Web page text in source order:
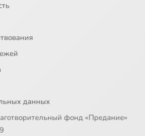
данных
фонд «Предание»